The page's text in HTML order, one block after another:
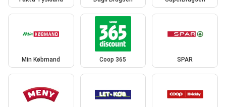
Min Købmand Coop 365 SPAR